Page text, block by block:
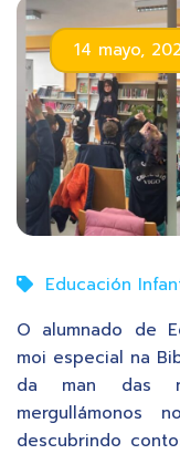
14 mayo,
Educación
O alumnado de
moi especial na
da man das
mergullámonos
descubrindo